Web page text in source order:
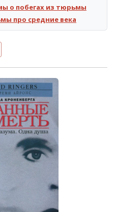
о побегах из тюрьмы
про средние века